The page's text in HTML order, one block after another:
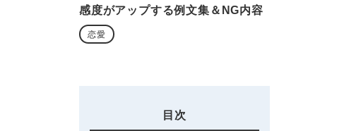
感度がアップする例文集＆NG内容
恋愛
目次